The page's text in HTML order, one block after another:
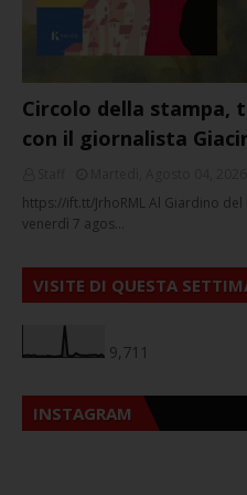
Circolo della stampa,
con il giornalista
https://ift.tt/JrhoRML Al Giardino
venerdì 7 agos…
VISITE DI QUESTA
9,711
INSTAGRAM